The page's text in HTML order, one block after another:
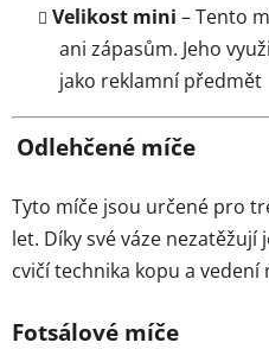
Velikost mini – Tento
ani zápasům. Jeho
jako reklamní předmět
Odlehčené míče
Tyto míče jsou určené pro
let. Díky své váze nezatěžují
cvičí technika kopu a vedení
Fotsálové míče